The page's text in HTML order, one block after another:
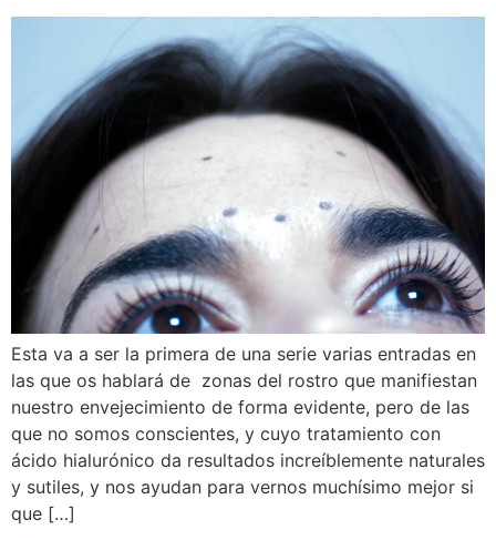
Esta va a ser la primera de una serie varias entradas en
las que os hablará de zonas del rostro que manifiestan
nuestro envejecimiento de forma evidente, pero de las
que no somos conscientes, y cuyo tratamiento con
ácido hialurónico da resultados increíblemente naturales
y sutiles, y nos ayudan para vernos muchísimo mejor si
que […]